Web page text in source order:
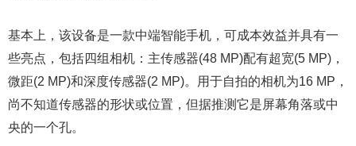
基本上，该设备是一款中端智能手机，可成本效益并具有一
些亮点，包括四组相机：主传感器(48 MP)配有超宽(5 MP)，
微距(2 MP)和深度传感器(2 MP)。用于自拍的相机为16 MP，
尚不知道传感器的形状或位置，但据推测它是屏幕角落或中
央的一个孔。